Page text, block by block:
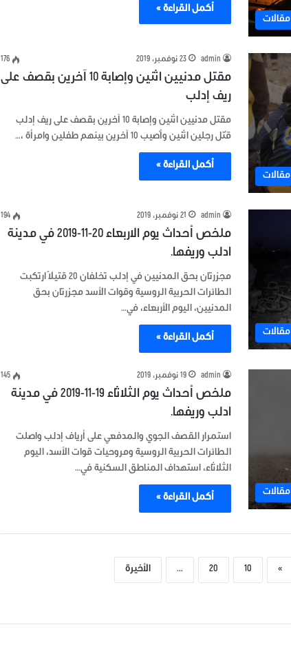
مقالات
أكمل القراءة »
مقالات
admin 23 نوفمبر، 2019 176
مقتل مدنيين اثنين وإصابة 10 آخرين بقصف على
ريف إدلب
مقتل مدنيين اثنين وإصابة 10 آخرين بقصف على ريف إدلب
قُتل رجلين اثنين وأُصيب 10 آخرين بينهم طفلين وامرأة ،…
أكمل القراءة »
مقالات
admin 21 نوفمبر، 2019 194
ملخص أحداث يوم الاربعاء 20-11-2019 في مدينة
ادلب وريفها.
مجزرتان بحق المدنيين في إدلب تخلفان 20 قتيلاً ارتكبت
الطائرات الحربية الروسية وقوات الأسد مجزرتان بحق
المدنيين، اليوم الأربعاء، في…
أكمل القراءة »
مقالات
admin 19 نوفمبر، 2019 145
ملخص أحداث يوم الثلاثاء 19-11-2019 في مدينة
ادلب وريفها.
استمرار القصف الجوي والمدفعي على أرياف إدلب واصلت
الطائرات الحربية الروسية ومروحيات قوات الأسد، اليوم
الثلاثاء، استهداف المناطق السكنية في…
أكمل القراءة »
»
10
20
... الأخيرة